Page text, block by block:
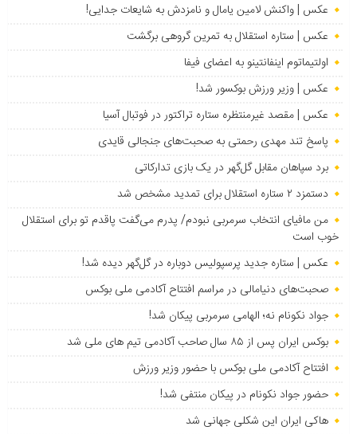
عکس | واکنش لامین یامال و نامزدش به شایعات جدایی!
عکس | ستاره استقلال به تمرین گروهی برگشت
اولتیماتوم اینفانتینو به اعضای فیفا
عکس | وزیر ورزش بوکسور شد!
عکس | مقصد غیرمنتظره ستاره تراکتور در فوتبال آسیا
پاسخ تند مهدی رحمتی به صحبت‌های جنجالی قایدی
برد سپاهان مقابل گل‌گهر در یک بازی تدارکاتی
دستمزد ۲ ستاره استقلال برای تمدید مشخص شد
من مافیای انتخاب سرمربی نبودم/ پدرم می‌گفت پاقدم تو برای استقلال
خوب است
عکس | ستاره جدید پرسپولیس دوباره در گل‌گهر دیده شد!
صحبت‌های دنیامالی در مراسم افتتاح آکادمی ملی بوکس
جواد نکونام نه؛ الهامی سرمربی پیکان شد!
بوکس ایران پس از ۸۵ سال صاحب آکادمی تیم های ملی شد
افتتاح آکادمی ملی بوکس با حضور وزیر ورزش
حضور جواد نکونام در پیکان منتفی شد!
هاکی ایران این شکلی جهانی شد